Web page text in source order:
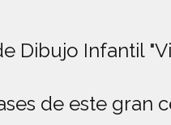
Dibujo Infantil
de este gran